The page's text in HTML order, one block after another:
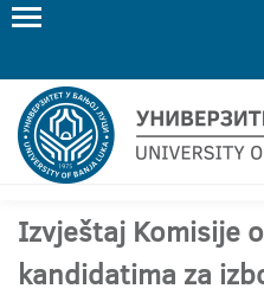
Izvještaj Komisije
kandidatima za